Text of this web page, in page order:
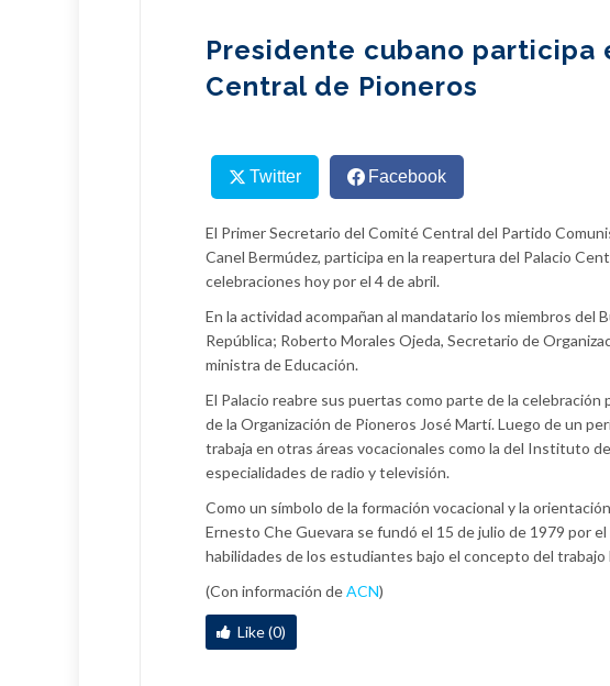
Presidente cubano participa
Central de Pioneros
Twitter Facebook
El Primer Secretario del Comité Central del Partido
Canel Bermúdez, participa en la reapertura del Palacio
celebraciones hoy por el 4 de abril.
En la actividad acompañan al mandatario los miembros
República; Roberto Morales Ojeda, Secretario de
ministra de Educación.
El Palacio reabre sus puertas como parte de la
de la Organización de Pioneros José Martí. Luego de un
trabaja en otras áreas vocacionales como la del Instituto
especialidades de radio y televisión.
Como un símbolo de la formación vocacional y la
Ernesto Che Guevara se fundó el 15 de julio de 1979 por
habilidades de los estudiantes bajo el concepto del
(Con información deACN)
Like (0)